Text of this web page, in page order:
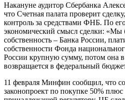
Накануне аудитор Сбербанка
что Счетная палата проверит
контроль за средствами ФНБ. По
экономический смысл сделки: «Мы
собственность – Банка России,
собственности Фонда
России крупную сумму, потом она
возвращается в федеральный
11 февраля Минфин сообщил, что
законопроект по покупке 50%